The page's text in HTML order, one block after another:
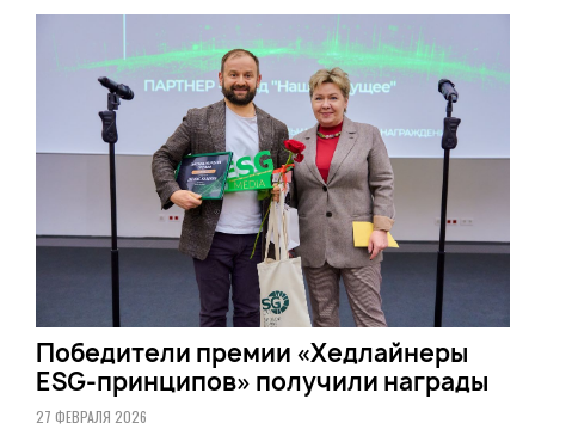
Победители премии «Хедлайнеры
ESG-принципов» получили награды
27 ФЕВРАЛЯ 2026